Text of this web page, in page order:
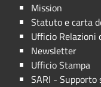
Mission
Statuto e carta
Ufficio Relazioni
Newsletter
Ufficio Stampa
SARI - Supporto